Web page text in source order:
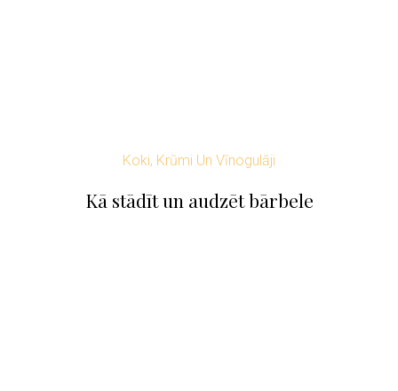
Koki, Krūmi Un Vīnogulāji
Kā stādīt un audzēt bārbele